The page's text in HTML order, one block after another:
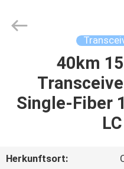
PRODUKTE
UNS
Co.,Ltd.
40km
Single-Fiber
Herkunftsort: